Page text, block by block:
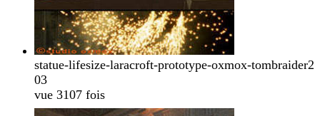
statue-lifesize-laracroft-prototype-oxmox-tombraider2
03
vue 3107 fois